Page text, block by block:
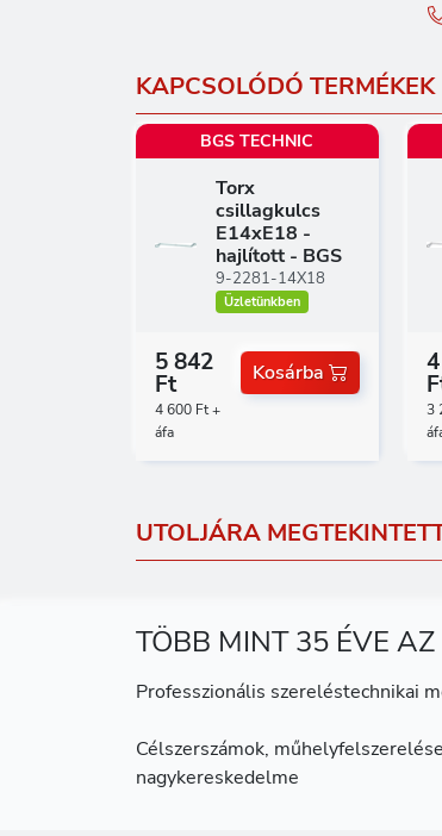
KAPCSOLÓDÓ TERMÉKEK
BGS TECHNIC
Torx
csillagkulcs
E14xE18 -
hajlított - BGS
9-2281-14X18
Üzletünkben
5 842
Ft
4 600 Ft +
áfa
Kosárba
3
UTOLJÁRA
TÖBB MINT 35 ÉVE
Professzionális szereléstechnikai
Célszerszámok,
nagykereskedelme